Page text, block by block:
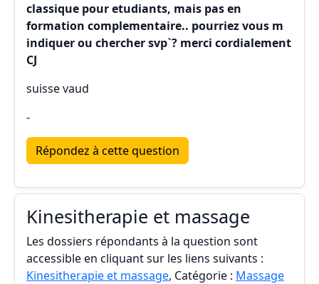
classique pour etudiants, mais pas en
formation complementaire.. pourriez vous m
indiquer ou chercher svp`? merci cordialement
CJ
suisse vaud
-
Répondez à cette question
Kinesitherapie et massage
Les dossiers répondants à la question sont
accessible en cliquant sur les liens suivants :
Kinesitherapie et massage, Catégorie : Massage